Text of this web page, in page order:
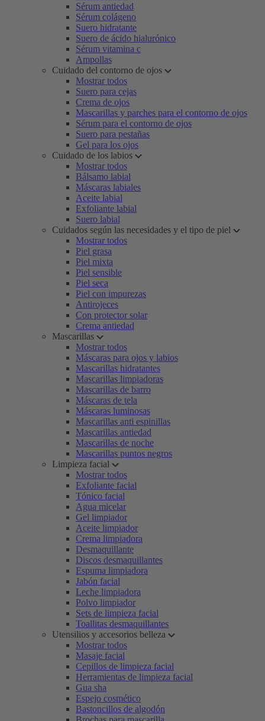
Sérum antiedad
Sérum colágeno
Suero hidratante
Suero de ácido hialurónico
Sérum vitamina c
Ampollas
Cuidado del contorno de ojos
Mostrar todos
Suero para cejas
Crema de ojos
Mascarillas y parches para el contorno de ojos
Sérum para el contorno de ojos
Suero para pestañas
Gel para los ojos
Cuidado de los labios
Mostrar todos
Bálsamo labial
Máscaras labiales
Aceite labial
Exfoliante labial
Suero labial
Cuidados según las necesidades y el tipo de piel
Mostrar todos
Piel grasa
Piel mixta
Piel sensible
Piel seca
Piel con impurezas
Antirojeces
Con protector solar
Crema antiedad
Mascarillas
Mostrar todos
Máscaras para ojos y labios
Mascarillas hidratantes
Mascarillas limpiadoras
Mascarillas de barro
Máscaras de tela
Máscaras luminosas
Mascarillas anti espinillas
Mascarillas antiedad
Mascarillas de noche
Mascarillas puntos negros
Limpieza facial
Mostrar todos
Exfoliante facial
Tónico facial
Agua micelar
Gel limpiador
Aceite limpiador
Crema limpiadora
Desmaquillante
Discos desmaquillantes
Espuma limpiadora
Jabón facial
Leche limpiadora
Polvo limpiador
Sets de limpieza facial
Toallitas desmaquillantes
Utensilios y accesorios belleza
Mostrar todos
Masaje facial
Cepillos de limpieza facial
Herramientas de limpieza facial
Gua sha
Espejo cosmético
Bastoncillos de algodón